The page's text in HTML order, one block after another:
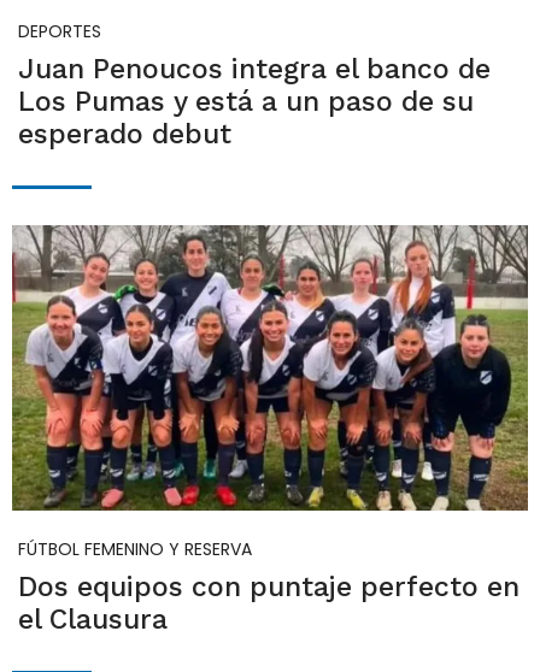
DEPORTES
Juan Penoucos integra el banco de
Los Pumas y está a un paso de su
esperado debut
FÚTBOL FEMENINO Y RESERVA
Dos equipos con puntaje perfecto en
el Clausura